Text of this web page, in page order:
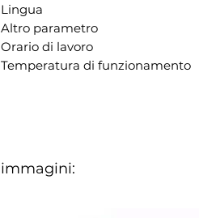
Lingua
Altro parametro
Orario di lavoro
Temperatura di funzionamento
immagini: